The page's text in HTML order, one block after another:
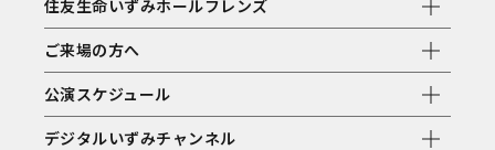
住友生命いずみホールフレンズ
ご来場の方へ
公演スケジュール
デジタルいずみチャンネル